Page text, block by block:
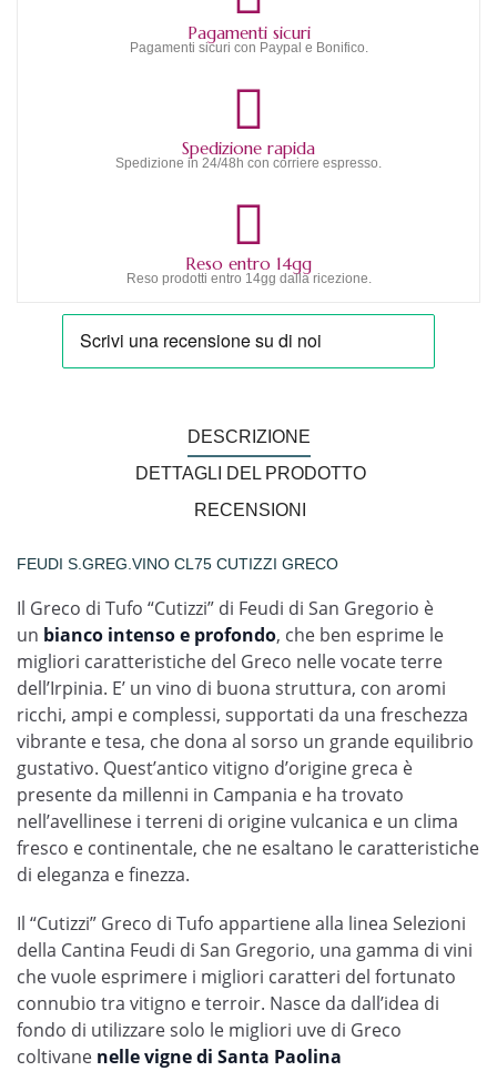
Pagamenti sicuri
Pagamenti sicuri con Paypal e Bonifico.
Spedizione rapida
Spedizione in 24/48h con corriere espresso.
Reso entro 14gg
Reso prodotti entro 14gg dalla ricezione.
DESCRIZIONE
DETTAGLI DEL PRODOTTO
RECENSIONI
FEUDI S.GREG.VINO CL75 CUTIZZI GRECO
Il Greco di Tufo “Cutizzi” di Feudi di San Gregorio è
un bianco intenso e profondo, che ben esprime le
migliori caratteristiche del Greco nelle vocate terre
dell’Irpinia. E’ un vino di buona struttura, con aromi
ricchi, ampi e complessi, supportati da una freschezza
vibrante e tesa, che dona al sorso un grande equilibrio
gustativo. Quest’antico vitigno d’origine greca è
presente da millenni in Campania e ha trovato
nell’avellinese i terreni di origine vulcanica e un clima
fresco e continentale, che ne esaltano le caratteristiche
di eleganza e finezza.
Il “Cutizzi” Greco di Tufo appartiene alla linea Selezioni
della Cantina Feudi di San Gregorio, una gamma di vini
che vuole esprimere i migliori caratteri del fortunato
connubio tra vitigno e terroir. Nasce da dall’idea di
fondo di utilizzare solo le migliori uve di Greco
coltivane nelle vigne di Santa Paolina